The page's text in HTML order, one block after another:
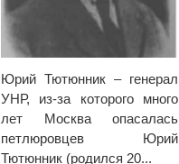
Юрий Тютюнник – генерал
УНР, из-за которого много
лет Москва опасалась
петлюровцев Юрий
Тютюнник (родился 20...